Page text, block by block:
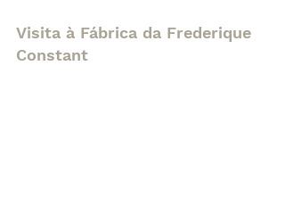
Visita à Fábrica da Frederique
Constant